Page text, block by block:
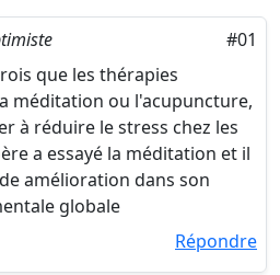
#01
que les thérapies
méditation ou l'acupuncture,
à réduire le stress chez les
a essayé la méditation et il
amélioration dans son
globale
Répondre